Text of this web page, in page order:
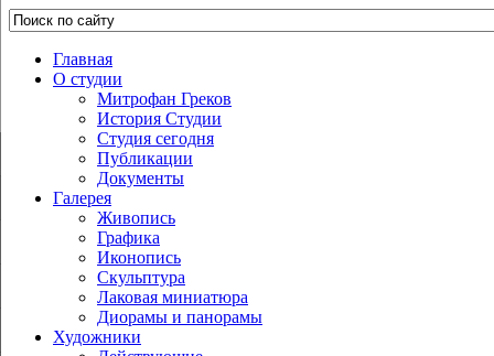
Главная
О студии
Митрофан Греков
История Студии
Студия сегодня
Публикации
Документы
Галерея
Живопись
Графика
Иконопись
Скульптура
Лаковая миниатюра
Диорамы и панорамы
Художники